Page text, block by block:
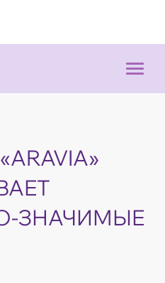
ЗНАЧИМЫЕ